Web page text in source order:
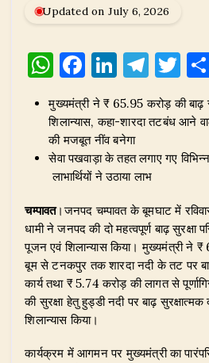
Updated on July 6, 2026
W
at
s
A
p
p
F
a
c
e
b
o
o
k
Li
n
k
e
dI
n
T
el
e
ra
m
T
w
it
r
मुख्यमंत्री ने ₹ 65.95 करोड़ की बाढ़
शिलान्यास, कहा-शारदा तटबंध आने
की मजबूत नींव बनेगा
सेवा पखवाड़ा के तहत लगाए गए
लाभार्थियों ने उठाया लाभ
चम्पावत।जनपद चम्पावत के बूमघाट में
धामी ने जनपद की दो महत्वपूर्ण बाढ़ सुरक्षा
पूजन एवं शिलान्यास किया। मुख्यमंत्री ने
बूम से टनकपुर तक शारदा नदी के तट पर
कार्य तथा ₹ 5.74 करोड़ की लागत से
की सुरक्षा हेतु हुड्डी नदी पर बाढ़ सुरक्षात्मक
शिलान्यास किया।
​कार्यक्रम में आगमन पर मुख्यमंत्री का